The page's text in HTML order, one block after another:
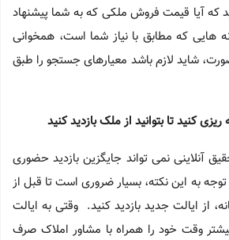
آیا قیمت فروش ملکی که به شما پیشنهاد
هایی که مطابق با نیاز شما است، همخوانی
شاید لازم باشد معیارهای جستجو را طبق
ریزی کنیدتا بتوانید از ملک بازدید کنید
آنلاینی نمی تواند جایگزین بازدید حضوری
به این نکته، بسیار ضروری است تا قبل از
از ایالت جدید بازدید کنید. وقتی به ایالت
وقت خود را همراه با مشاور املاک صرف